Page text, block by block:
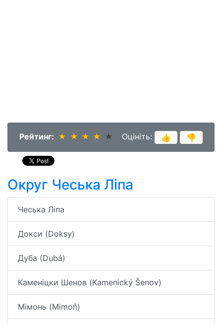
Рейтинг: ★ ★ ★ ★ ★
★ ★ ★ ★ ★ Оцініть: 👍 👎
Округ Чеська Ліпа
Чеська Ліпа
Докси (Doksy)
Дуба (Dubá)
Каменіцки Шенов (Kamenický Šenov)
Мімонь (Mimoň)